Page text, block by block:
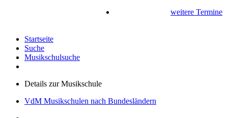
weitere Termine
Startseite
Suche
Musikschulsuche
Details zur Musikschule
VdM Musikschulen nach Bundesländern